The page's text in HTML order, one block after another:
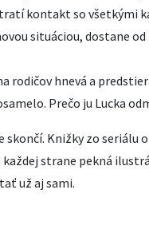
kontakt so všetkými
situáciou, dostane
rodičov hnevá a
Prečo ju Lucka
Knižky zo seriálu
strane pekná
už aj sami.